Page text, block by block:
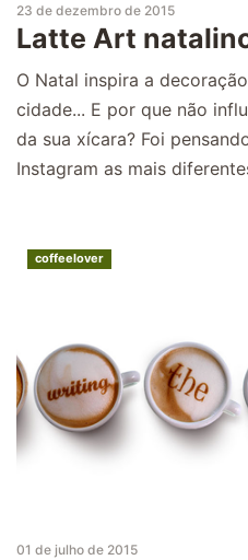
23 de dezembro de 2015
Latte Art
O Natal inspira a
cidade... E por que não
da sua xícara? Foi
Instagram as mais
coffeelover
01 de julho de 2015